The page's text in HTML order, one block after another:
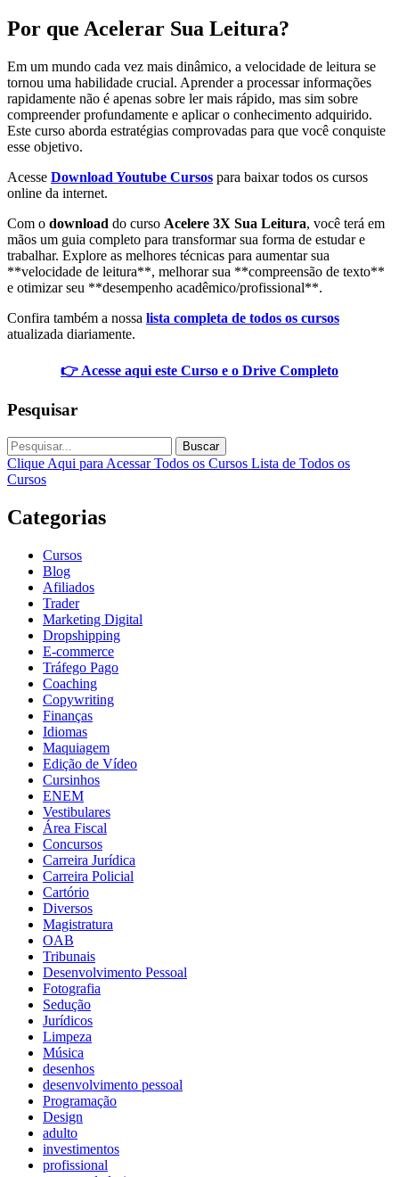
Por que Acelerar Sua Leitura?
Em um mundo cada vez mais dinâmico, a velocidade de leitura se
tornou uma habilidade crucial. Aprender a processar informações
rapidamente não é apenas sobre ler mais rápido, mas sim sobre
compreender profundamente e aplicar o conhecimento adquirido.
Este curso aborda estratégias comprovadas para que você conquiste
esse objetivo.
Acesse Download Youtube Cursos para baixar todos os cursos
online da internet.
Com o download do curso Acelere 3X Sua Leitura, você terá em
mãos um guia completo para transformar sua forma de estudar e
trabalhar. Explore as melhores técnicas para aumentar sua
**velocidade de leitura**, melhorar sua **compreensão de texto**
e otimizar seu **desempenho acadêmico/profissional**.
Confira também a nossa lista completa de todos os cursos
atualizada diariamente.
👉 Acesse aqui este Curso e o Drive Completo
Pesquisar
Buscar
Clique Aqui para Acessar Todos os Cursos Lista de Todos os
Cursos
Categorias
Cursos
Blog
Afiliados
Trader
Marketing Digital
Dropshipping
E-commerce
Tráfego Pago
Coaching
Copywriting
Finanças
Idiomas
Maquiagem
Edição de Vídeo
Cursinhos
ENEM
Vestibulares
Área Fiscal
Concursos
Carreira Jurídica
Carreira Policial
Cartório
Diversos
Magistratura
OAB
Tribunais
Desenvolvimento Pessoal
Fotografia
Sedução
Jurídicos
Limpeza
Música
desenhos
desenvolvimento pessoal
Programação
Design
adulto
investimentos
profissional